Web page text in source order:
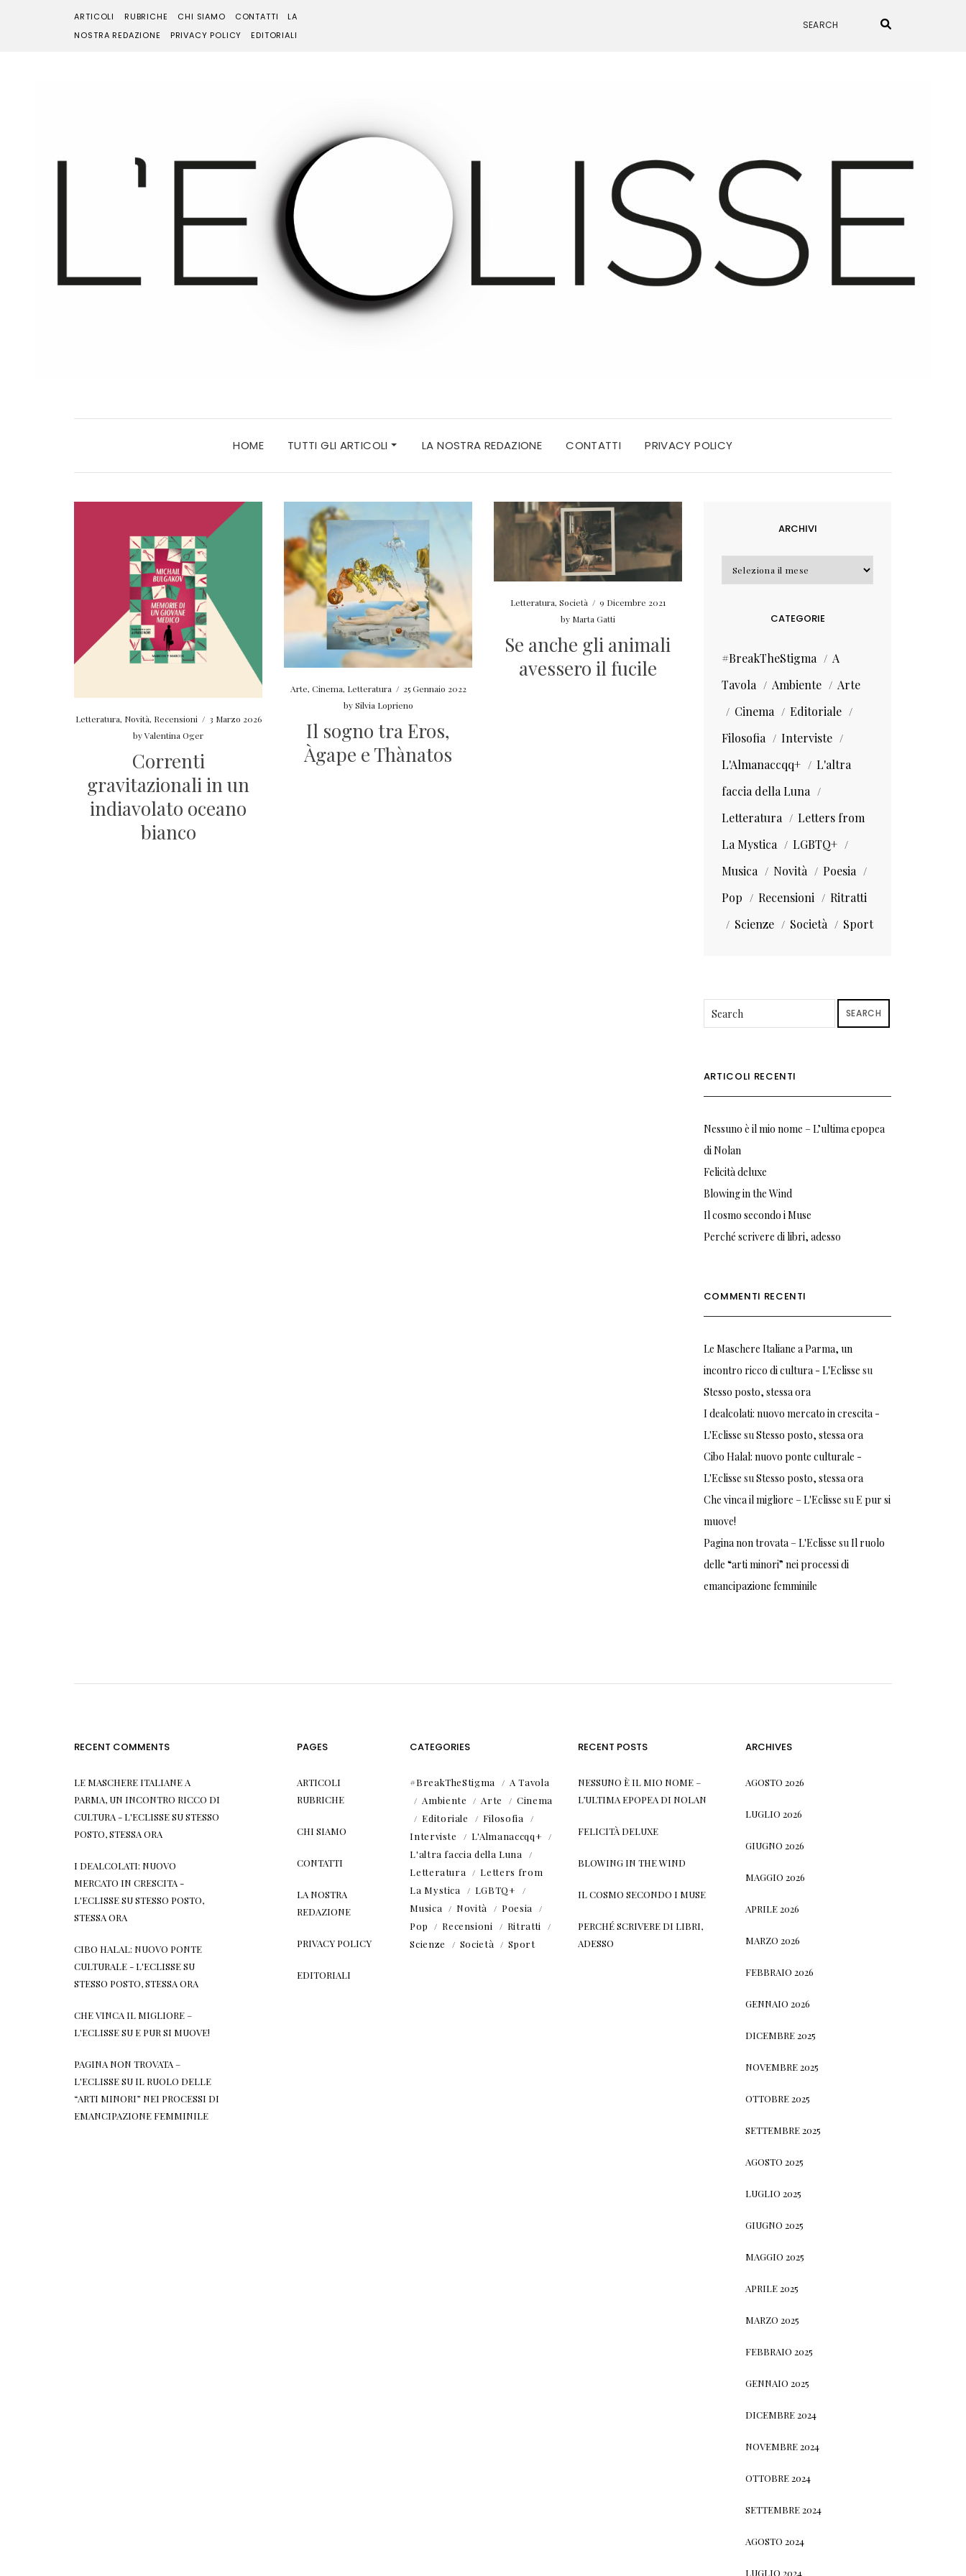
ARTICOLI RUBRICHE CHI SIAMO CONTATTI
LA
NOSTRA REDAZIONE
PRIVACY POLICY EDITORIALI
HOME TUTTI GLI ARTICOLI LA NOSTRA REDAZIONE CONTATTI PRIVACY POLICY
Letteratura, Novità, Recensioni / 3 Marzo 2026
byValentina Oger
Correnti
gravitazionali in un
indiavolato oceano
bianco
Arte, Cinema, Letteratura / 25 Gennaio 2022
bySilvia Loprieno
Il sogno tra Eros,
Àgape e Thànatos
Letteratura, Società / 9 Dicembre 2021
by Marta Gatti
Se anche gli animali
avessero il fucile
ARCHIVI
Archivi
CATEGORIE
#BreakTheStigma
A
Tavola
Ambiente
Arte
Cinema
Editoriale
Filosofia
Interviste
L'Almanaccqq+
L'altra
faccia della Luna
Letteratura
Letters from
La Mystica
LGBTQ+
Musica
Novità
Poesia
Pop
Recensioni
Ritratti
Scienze
Società Sport
SEARCH
ARTICOLI RECENTI
Nessuno è il mio nome – L’ultima epopea
di Nolan
Felicità deluxe
Blowing in the Wind
Il cosmo secondo i Muse
Perché scrivere di libri, adesso
COMMENTI RECENTI
Le Maschere Italiane a Parma, un
incontro ricco di cultura - L'Eclisse su
Stesso posto, stessa ora
I dealcolati: nuovo mercato in crescita -
L'Eclisse suStesso posto, stessa ora
Cibo Halal: nuovo ponte culturale -
L'Eclisse suStesso posto, stessa ora
Che vinca il migliore – L'Eclisse suE pur si
muove!
Pagina non trovata – L'Eclisse suIl ruolo
delle “arti minori” nei processi di
emancipazione femminile
RECENT COMMENTS
LE MASCHERE ITALIANE A
PARMA, UN INCONTRO RICCO DI
CULTURA - L'ECLISSESUSTESSO
POSTO, STESSA ORA
I DEALCOLATI: NUOVO
MERCATO IN CRESCITA -
L'ECLISSESUSTESSO POSTO,
STESSA ORA
CIBO HALAL: NUOVO PONTE
CULTURALE - L'ECLISSESU
STESSO POSTO, STESSA ORA
CHE VINCA IL MIGLIORE –
L'ECLISSESU E PUR SI MUOVE!
PAGINA NON TROVATA –
L'ECLISSESU IL RUOLO DELLE
“ARTI MINORI” NEI PROCESSI DI
EMANCIPAZIONE FEMMINILE
PAGES
ARTICOLI
RUBRICHE
CHI SIAMO
CONTATTI
LA NOSTRA
REDAZIONE
PRIVACY POLICY
EDITORIALI
CATEGORIES
#BreakTheStigma
A Tavola
Ambiente
Arte
Cinema
Editoriale
Filosofia
Interviste
L'Almanaccqq+
L'altra faccia della Luna
Letteratura
Letters from
La Mystica
LGBTQ+
Musica
Novità
Poesia
Pop
Recensioni
Ritratti
Scienze
Società Sport
RECENT POSTS
NESSUNO È IL MIO NOME –
L’ULTIMA EPOPEA DI NOLAN
FELICITÀ DELUXE
BLOWING IN THE WIND
IL COSMO SECONDO I MUSE
PERCHÉ SCRIVERE DI LIBRI,
ADESSO
ARCHIVES
AGOSTO 2026
LUGLIO 2026
GIUGNO 2026
MAGGIO 2026
APRILE 2026
MARZO 2026
FEBBRAIO 2026
GENNAIO 2026
DICEMBRE 2025
NOVEMBRE 2025
OTTOBRE 2025
SETTEMBRE 2025
AGOSTO 2025
LUGLIO 2025
GIUGNO 2025
MAGGIO 2025
APRILE 2025
MARZO 2025
FEBBRAIO 2025
GENNAIO 2025
DICEMBRE 2024
NOVEMBRE 2024
OTTOBRE 2024
SETTEMBRE 2024
AGOSTO 2024
LUGLIO 2024